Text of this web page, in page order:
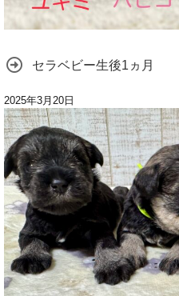
セラベビー生後1ヵ月
2025年3月20日